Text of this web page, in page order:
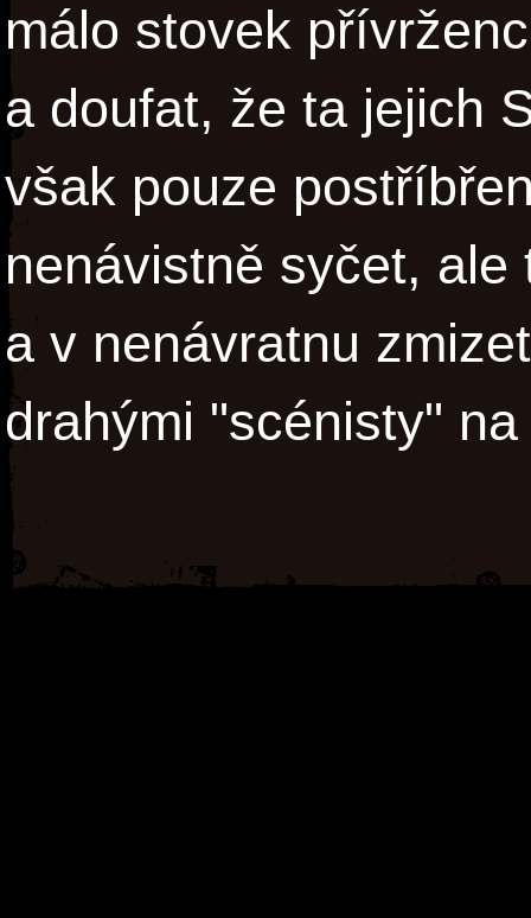
málo stovek
a doufat, že ta jejich
však pouze
nenávistně syčet,
a v nenávratnu
drahými "scénisty"